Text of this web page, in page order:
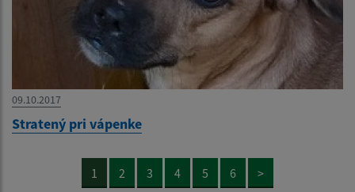
09.10.2017
Stratený pri vápenke
1 2 3 4 5 6 >